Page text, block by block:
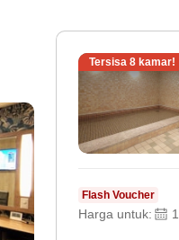
Tersisa 8 kamar!
Flash Voucher
Harga untuk: 1